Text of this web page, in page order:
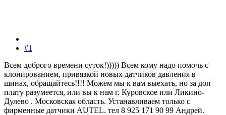
#1
Всем доброго времени суток!))))) Всем кому надо помочь с
клонированием, привязкой новых датчиков давления в
шинах, обращайтесь!!!! Можем мы к вам выехать, но за доп
плату разумеется, или вы к нам г. Куровское или Ликино-
Дулево . Московская область. Устанавливаем только с
фирменные датчики AUTEL. тел 8 925 171 90 99 Андрей.